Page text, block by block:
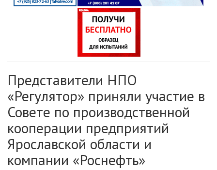
Представители НПО
«Регулятор» приняли участие в
Совете по производственной
кооперации предприятий
Ярославской области и
компании «Роснефть»